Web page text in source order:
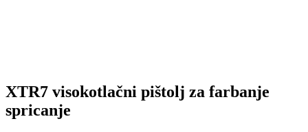
XTR7 visokotlačni pištolj za farbanje
spricanje